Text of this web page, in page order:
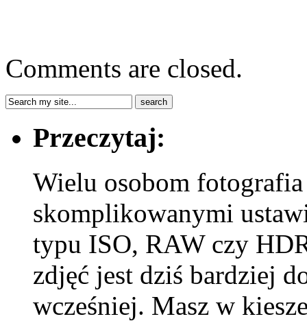
Comments are closed.
Przeczytaj:
Wielu osobom
skomplikowanymi
typu ISO, RAW czy
zdjęć jest dziś bardziej
wcześniej. Masz w